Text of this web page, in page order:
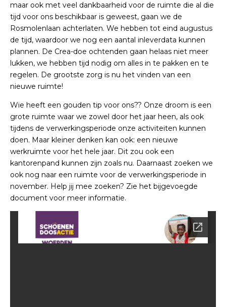
maar ook met veel dankbaarheid voor de ruimte die al die
tijd voor ons beschikbaar is geweest, gaan we de
Rosmolenlaan achterlaten. We hebben tot eind augustus
de tijd, waardoor we nog een aantal inleverdata kunnen
plannen. De Crea-doe ochtenden gaan helaas niet meer
lukken, we hebben tijd nodig om alles in te pakken en te
regelen. De grootste zorg is nu het vinden van een
nieuwe ruimte!
Wie heeft een gouden tip voor ons?? Onze droom is een
grote ruimte waar we zowel door het jaar heen, als ook
tijdens de verwerkingsperiode onze activiteiten kunnen
doen. Maar kleiner denken kan ook: een nieuwe
werkruimte voor het hele jaar. Dit zou ook een
kantorenpand kunnen zijn zoals nu. Daarnaast zoeken we
ook nog naar een ruimte voor de verwerkingsperiode in
november. Help jij mee zoeken? Zie het bijgevoegde
document voor meer informatie.